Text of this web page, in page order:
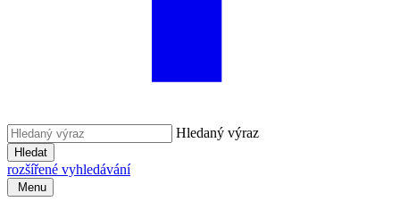
Hledaný výraz
Hledat
rozšířené vyhledávání
Menu